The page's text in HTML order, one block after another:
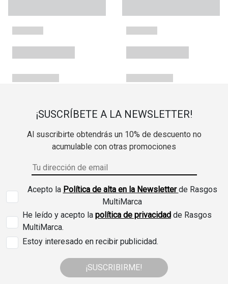
¡SUSCRÍBETE A LA NEWSLETTER!
Al suscribirte obtendrás un 10% de descuento no
acumulable con otras promociones
Acepto la Política de alta en la Newsletterde Rasgos
MultiMarca
He leído y acepto la política de privacidad de Rasgos
MultiMarca.
Estoy interesado en recibir publicidad.
¡SUSCRIBIRME!